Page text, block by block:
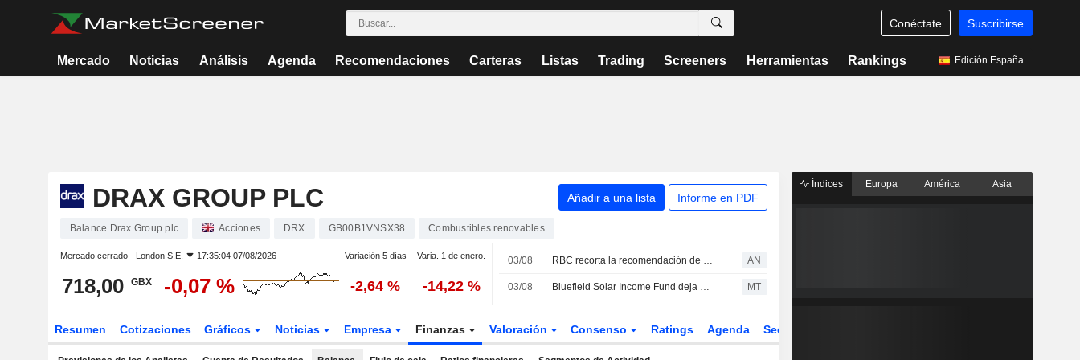
Conéctate Suscribirse
Mercado Noticias Análisis Agenda Recomendaciones Carteras Listas Trading Screeners Herramientas Rankings Edición España
DRAX GROUP PLC Añadir a una lista Informe en PDF
Balance Drax Group plc Acciones DRX GB00B1VNSX38 Combustibles renovables
Mercado cerrado - London S.E. 17:35:04 07/08/2026 Variación 5 días Varia. 1 de enero.
718,00 GBX -0,07 % -2,64 % -14,22 %
03/08 RBC recorta la recomendación de JD Sports; Jefferies rebaja la de Severn Trent AN
03/08 Bluefield Solar Income Fund deja de cotizar en la Bolsa de Londres MT
Resumen Cotizaciones Gráficos Noticias Empresa Finanzas Valoración Consenso Ratings Agenda Sector
Índices Europa América Asia